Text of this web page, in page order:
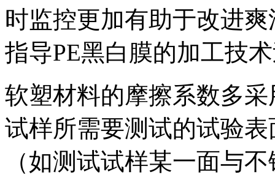
时监控更加有助于改进
指导PE黑白膜的加工技
软塑材料的摩擦系数多
试样所需要测试的试验
（如测试试样某一面与